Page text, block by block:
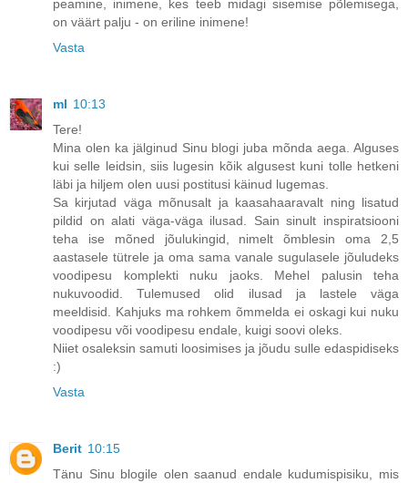
peamine, inimene, kes teeb midagi sisemise põlemisega,
on väärt palju - on eriline inimene!
Vasta
ml 10:13
Tere!
Mina olen ka jälginud Sinu blogi juba mõnda aega. Alguses
kui selle leidsin, siis lugesin kõik algusest kuni tolle hetkeni
läbi ja hiljem olen uusi postitusi käinud lugemas.
Sa kirjutad väga mõnusalt ja kaasahaaravalt ning lisatud
pildid on alati väga-väga ilusad. Sain sinult inspiratsiooni
teha ise mõned jõulukingid, nimelt õmblesin oma 2,5
aastasele tütrele ja oma sama vanale sugulasele jõuludeks
voodipesu komplekti nuku jaoks. Mehel palusin teha
nukuvoodid. Tulemused olid ilusad ja lastele väga
meeldisid. Kahjuks ma rohkem õmmelda ei oskagi kui nuku
voodipesu või voodipesu endale, kuigi soovi oleks.
Niiet osaleksin samuti loosimises ja jõudu sulle edaspidiseks
:)
Vasta
Berit 10:15
Tänu Sinu blogile olen saanud endale kudumispisiku, mis